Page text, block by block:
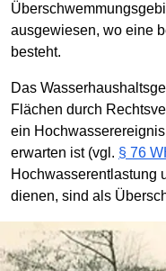
ausgewiesen, wo eine
besteht.
Das
Flächen durch
ein
erwarten ist (vgl. § 76
Hochwasserentlastung
dienen, sind als